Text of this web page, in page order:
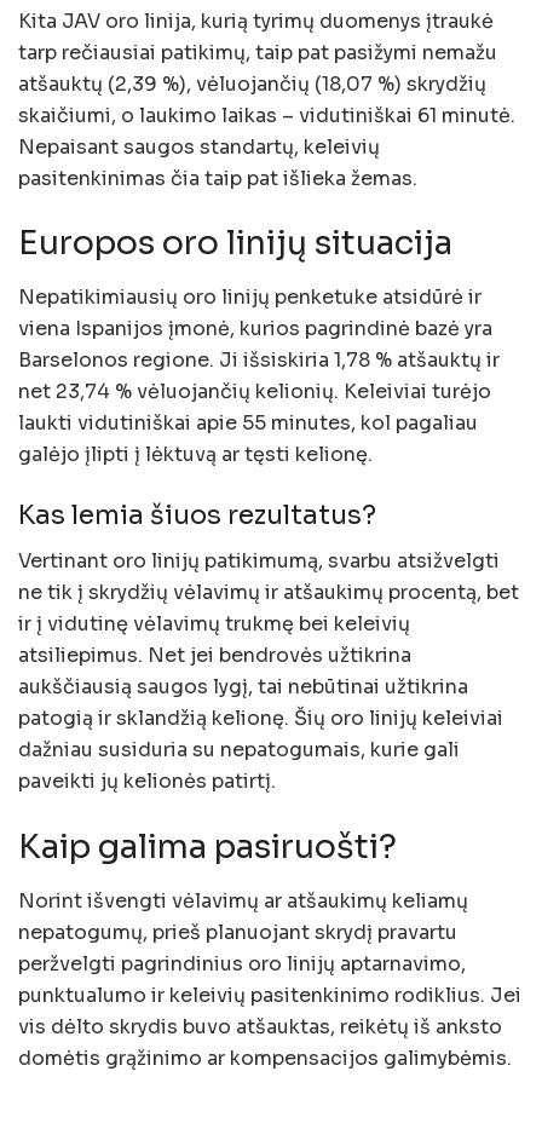
Kita JAV oro linija, kurią tyrimų duomenys įtraukė
tarp rečiausiai patikimų, taip pat pasižymi nemažu
atšauktų (2,39 %), vėluojančių (18,07 %) skrydžių
skaičiumi, o laukimo laikas – vidutiniškai 61 minutė.
Nepaisant saugos standartų, keleivių
pasitenkinimas čia taip pat išlieka žemas.
Europos oro linijų situacija
Nepatikimiausių oro linijų penketuke atsidūrė ir
viena Ispanijos įmonė, kurios pagrindinė bazė yra
Barselonos regione. Ji išsiskiria 1,78 % atšauktų ir
net 23,74 % vėluojančių kelionių. Keleiviai turėjo
laukti vidutiniškai apie 55 minutes, kol pagaliau
galėjo įlipti į lėktuvą ar tęsti kelionę.
Kas lemia šiuos rezultatus?
Vertinant oro linijų patikimumą, svarbu atsižvelgti
ne tik į skrydžių vėlavimų ir atšaukimų procentą, bet
ir į vidutinę vėlavimų trukmę bei keleivių
atsiliepimus. Net jei bendrovės užtikrina
aukščiausią saugos lygį, tai nebūtinai užtikrina
patogią ir sklandžią kelionę. Šių oro linijų keleiviai
dažniau susiduria su nepatogumais, kurie gali
paveikti jų kelionės patirtį.
Kaip galima pasiruošti?
Norint išvengti vėlavimų ar atšaukimų keliamų
nepatogumų, prieš planuojant skrydį pravartu
peržvelgti pagrindinius oro linijų aptarnavimo,
punktualumo ir keleivių pasitenkinimo rodiklius. Jei
vis dėlto skrydis buvo atšauktas, reikėtų iš anksto
domėtis grąžinimo ar kompensacijos galimybėmis.